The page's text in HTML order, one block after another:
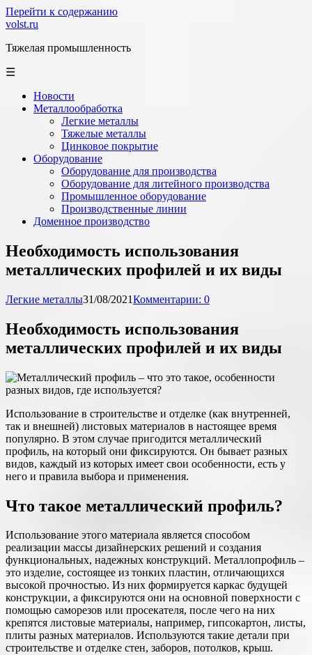
Перейти к содержанию
volst.ru
Тяжелая промышленность
☰
Новости
Металлообработка
Легкие металлы
Тяжелые металлы
Цинковое покрытие
Оборудование
Оборудование для производства
Оборудование для литейного производства
Промышленное оборудование
Производственные линии
Доменное производство
Необходимость использования
металлических профилей и их виды
Легкие металлы31/08/2021Комментарии: 0
Необходимость использования
металлических профилей и их виды
Использование в строительстве и отделке (как внутренней,
так и внешней) листовых материалов в настоящее время
популярно. В этом случае пригодится металлический
профиль, на который они фиксируются. Он бывает разных
видов, каждый из которых имеет свои особенности, есть у
него и правила выбора и применения.
Что такое металлический профиль?
Использование этого материала является способом
реализации массы дизайнерских решений и создания
функциональных, надежных конструкций. Металлопрофиль –
это изделие, состоящее из тонких пластин, отличающихся
высокой прочностью. Из них формируется каркас будущей
конструкции, а фиксируются они на основной поверхности с
помощью саморезов или просекателя, после чего на них
крепятся листовые материалы, например, гипсокартон, листы,
плиты разных материалов. Используются такие детали при
строительстве и отделке стен, заборов, потолков, крыш.